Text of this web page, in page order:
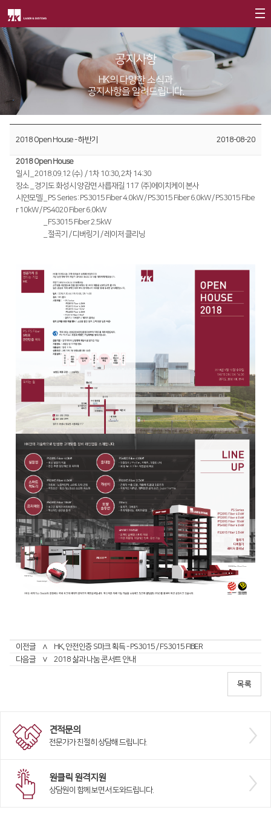
회사소개
CEO
회사연혁
CI소개
가치경영∨
기업정신
핵심가치
Vision Statement
Global Networks
해외지사
제품소개
Fiber
FL3015
RS3015
FE Series
FC3015
HD Series
FL3015 Conversion
Gantry∨
HD Gantry Series
Tube
TL6527-S
TL9036-X
절곡기∨
유압 절곡기
전기 절곡기
디버링기
용접기
고객지원
트레이닝
교육일정
교육신청/문의
투자정보
IR 자료실
사회공헌개요
사회공헌활동
공지사항
HK의 다양한 소식과
공지사항을 알려드립니다.
2018 Open House - 하반기 2018-08-20
2018 Open House
일시 _ 2018.09.12 (수) / 1차 10:30, 2차 14:30
장소 _ 경기도 화성시 양감면 사릅재길 117 (주)에이치케이 본사
시연모델 _ PS Series : PS3015 Fiber 4.0kW / PS3015 Fiber 6.0kW / PS3015 Fibe
r 10kW / PS4020 Fiber 6.0kW
_ FS3015 Fiber 2.5kW
_ 절곡기 / 디버링기 / 레이저 클리닝
이전글 ∧
HK, 안전인증 S마크 획득 - PS3015 / FS3015 FIBER
다음글
∨ 2018 삶과 나눔 콘서트 안내
견적문의
전문가가 친절히 상담해 드립니다.
원클릭 원격지원
상담원이 함께 보면서 도와드립니다.